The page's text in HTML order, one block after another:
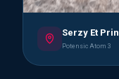
Serzy Et Prin
Potensic Atom 3